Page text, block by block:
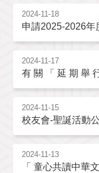
2024-11-18
申請2025-2026年
2024-11-17
有 關 「 延 期 舉
2024-11-15
校友會-聖誕活動
2024-11-13
「 童心共讀中華